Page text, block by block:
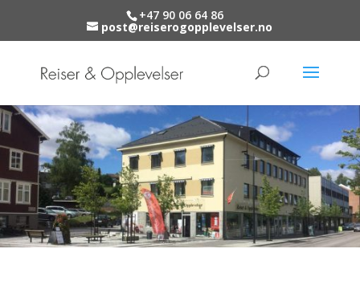
+47 90 06 64 86
post@reiserogopplevelser.no